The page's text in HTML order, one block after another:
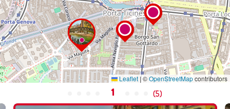
Leaflet | ©OpenStreetMapcontributors
1 (5)